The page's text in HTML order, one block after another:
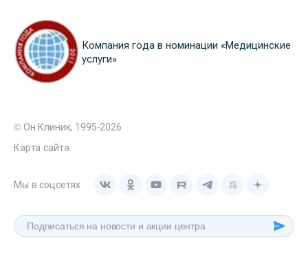
Компания года в номинации «Медицинские
услуги»
© Он Клиник, 1995-2026
Карта сайта
Мы в соцсетях